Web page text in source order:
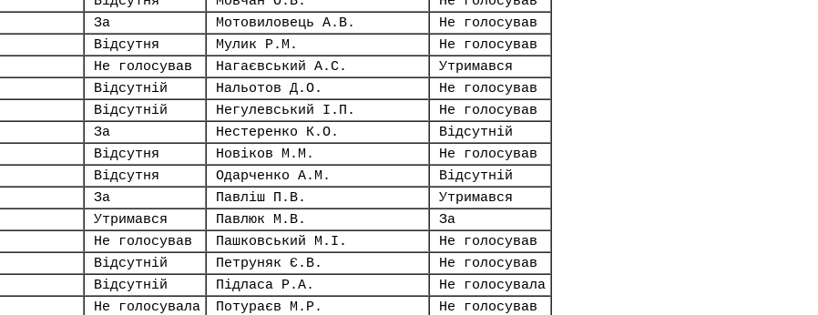
За Мотовиловець А.В.
Не голосував
Відсутня Мулик Р.М.
Не голосував
Не голосував Нагаєвський А.С.
Утримався
Відсутній Нальотов Д.О.
Не голосував
Відсутній Негулевський І.П.
Не голосував
За Нестеренко К.О.
Відсутній
Відсутня Новіков М.М.
Не голосував
Відсутня Одарченко А.М.
Відсутній
За Павліш П.В.
Утримався
Утримався Павлюк М.В.
За
Не голосував Пашковський М.І.
Не голосував
Відсутній Петруняк Є.В.
Не голосував
Відсутній Підласа Р.А.
Не голосувала
Не голосувала Потураєв М.Р.
Не голосував